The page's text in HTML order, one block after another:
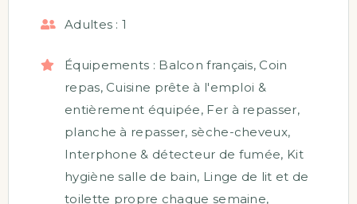
Adultes : 1
Équipements : Balcon français, Coin
repas, Cuisine prête à l'emploi &
entièrement équipée, Fer à repasser,
planche à repasser, sèche-cheveux,
Interphone & détecteur de fumée, Kit
hygiène salle de bain, Linge de lit et de
toilette propre chaque semaine,